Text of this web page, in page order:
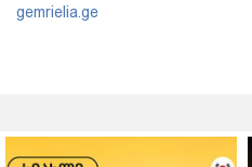
gemrielia.ge